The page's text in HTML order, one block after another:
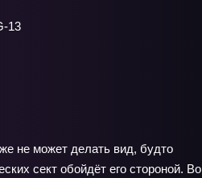
13
не может делать вид, будто
сект обойдёт его стороной. Во